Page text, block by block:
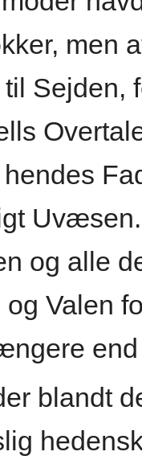
men
til Sejden,
og alle
og Valen
blandt